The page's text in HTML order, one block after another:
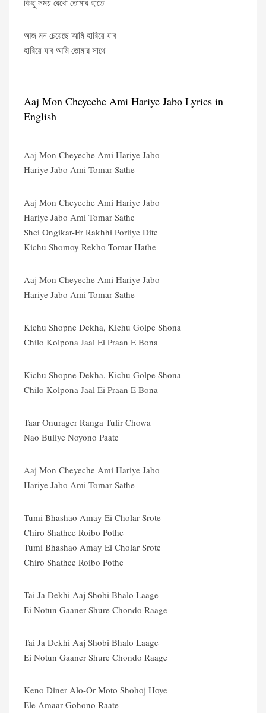
কিছু সময় রেখো তোমার হাতে
আজ মন চেয়েছে আমি হারিয়ে যাব
হারিয়ে যাব আমি তোমার সাথে
Aaj Mon Cheyeche Ami Hariye Jabo Lyrics in
English
Aaj Mon Cheyeche Ami Hariye Jabo
Hariye Jabo Ami Tomar Sathe
Aaj Mon Cheyeche Ami Hariye Jabo
Hariye Jabo Ami Tomar Sathe
Shei Ongikar-Er Rakhhi Poriiye Dite
Kichu Shomoy Rekho Tomar Hathe
Aaj Mon Cheyeche Ami Hariye Jabo
Hariye Jabo Ami Tomar Sathe
Kichu Shopne Dekha, Kichu Golpe Shona
Chilo Kolpona Jaal Ei Praan E Bona
Kichu Shopne Dekha, Kichu Golpe Shona
Chilo Kolpona Jaal Ei Praan E Bona
Taar Onurager Ranga Tulir Chowa
Nao Buliye Noyono Paate
Aaj Mon Cheyeche Ami Hariye Jabo
Hariye Jabo Ami Tomar Sathe
Tumi Bhashao Amay Ei Cholar Srote
Chiro Shathee Roibo Pothe
Tumi Bhashao Amay Ei Cholar Srote
Chiro Shathee Roibo Pothe
Tai Ja Dekhi Aaj Shobi Bhalo Laage
Ei Notun Gaaner Shure Chondo Raage
Tai Ja Dekhi Aaj Shobi Bhalo Laage
Ei Notun Gaaner Shure Chondo Raage
Keno Diner Alo-Or Moto Shohoj Hoye
Ele Amaar Gohono Raate